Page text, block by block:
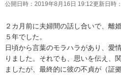
公開日時： 2019年8月16日 19:12更新日時：
２カ月前に夫婦間の話し合いで、離
５年でした。
日頃から言葉のモラハラがあり、愛
りました。それでも、思いを伝え、
ましたが、最終的に彼の不貞が（証